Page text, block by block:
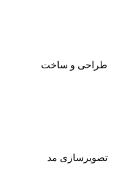
طراحی و ساخت
تصویرسازی مد